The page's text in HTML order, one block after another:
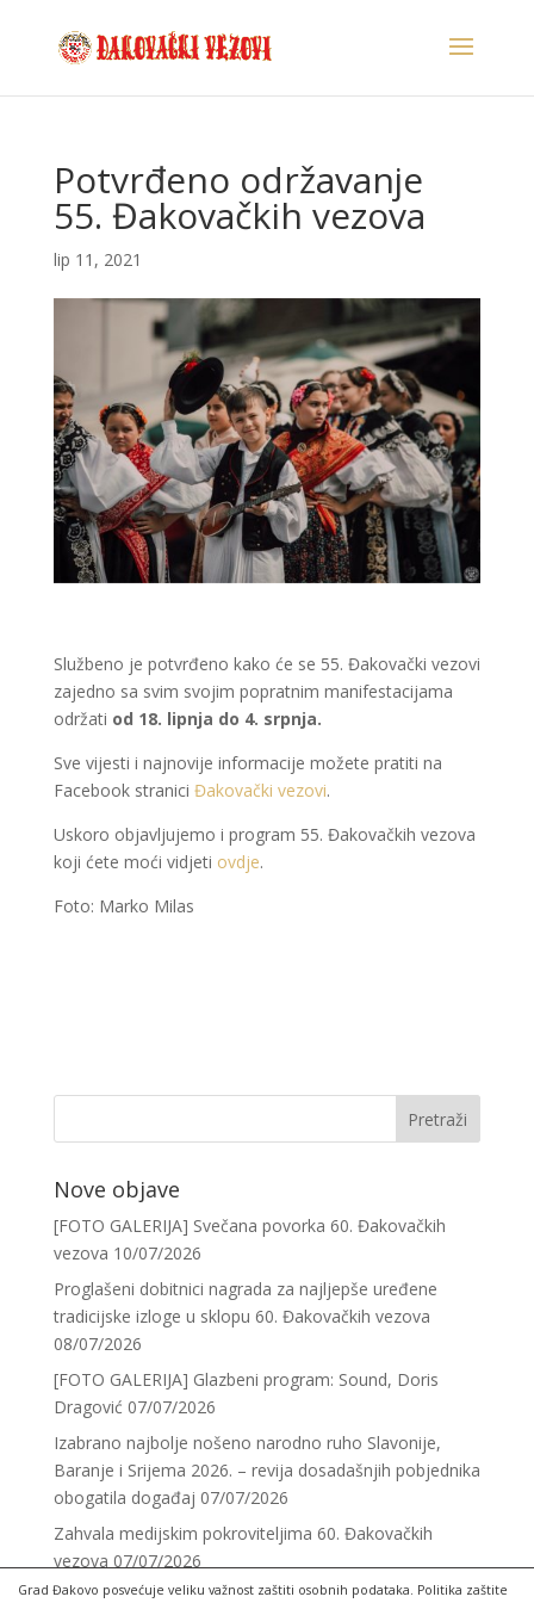
Grad Đakovo posvećuje veliku važnost zaštiti osobnih podataka. Politika zaštite
Potvrđeno održavanje
55. Đakovačkih vezova
lip 11, 2021
Službeno je potvrđeno kako će se 55. Đakovački vezovi
zajedno sa svim svojim popratnim manifestacijama
održati od 18. lipnja do 4. srpnja.
Sve vijesti i najnovije informacije možete pratiti na
Facebook stranici Đakovački vezovi.
Uskoro objavljujemo i program 55. Đakovačkih vezova
koji ćete moći vidjeti ovdje.
Foto: Marko Milas
Nove objave
[FOTO GALERIJA] Svečana povorka 60. Đakovačkih
vezova 10/07/2026
Proglašeni dobitnici nagrada za najljepše uređene
tradicijske izloge u sklopu 60. Đakovačkih vezova
08/07/2026
[FOTO GALERIJA] Glazbeni program: Sound, Doris
Dragović 07/07/2026
Izabrano najbolje nošeno narodno ruho Slavonije,
Baranje i Srijema 2026. – revija dosadašnjih pobjednika
obogatila događaj 07/07/2026
Zahvala medijskim pokroviteljima 60. Đakovačkih
vezova 07/07/2026